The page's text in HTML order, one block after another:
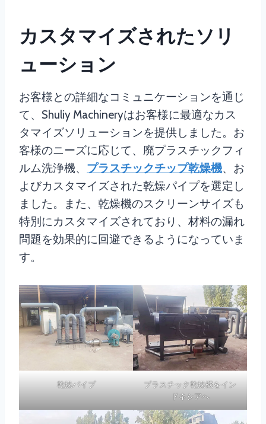
カスタマイズされたソリ
ューション
お客様との詳細なコミュニケーションを通じ
て、Shuliy Machineryはお客様に最適なカス
タマイズソリューションを提供しました。お
客様のニーズに応じて、廃プラスチックフィ
ルム洗浄機、 プラスチックチップ乾燥機、お
よびカスタマイズされた乾燥パイプを選定し
ました。また、乾燥機のスクリーンサイズも
特別にカスタマイズされており、材料の漏れ
問題を効果的に回避できるようになっていま
す。
乾燥パイプ
プラスチック乾燥機をイン
ドネシアへ